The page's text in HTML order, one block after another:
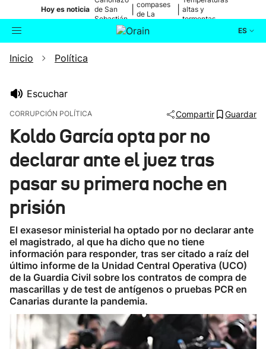
Hoy es noticia de San
Sebastián
compases
de La
altas y
tormentas
ES
Buscador
Ikusmiran
Eguraldia
Inicio Política
Escuchar
CORRUPCIÓN POLÍTICA Compartir Guardar
Koldo García opta por no
declarar ante el juez tras
pasar su primera noche en
prisión
El exasesor ministerial ha optado por no declarar ante
el magistrado, al que ha dicho que no tiene
información para responder, tras ser citado a raíz del
último informe de la Unidad Central Operativa (UCO)
de la Guardia Civil sobre los contratos de compra de
mascarillas y de test de antígenos o pruebas PCR en
Canarias durante la pandemia.